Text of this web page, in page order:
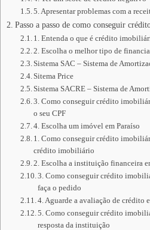
5. Apresentar problemas com a
Passo a passo de como conseguir
1. Entenda o que é crédito
2. Escolha o melhor tipo de
Sistema SAC – Sistema de
Sitema Price
Sistema SACRE – Sistema de
3. Como conseguir crédito
o seu CPF
4. Escolha um imóvel em Paraíso
1. Como conseguir crédito
crédito imobiliário
2. Escolha a instituição financeira
3. Como conseguir crédito
faça o pedido
4. Aguarde a avaliação de crédito
5. Como conseguir crédito
resposta da instituição